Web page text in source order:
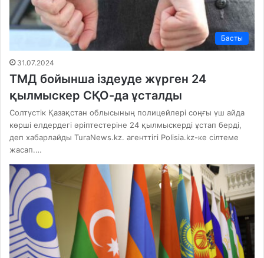
Басты
31.07.2024
ТМД бойынша іздеуде жүрген 24
қылмыскер СҚО-да ұсталды
Солтүстік Қазақстан облысының полицейлері соңғы үш айда
көрші елдердегі әріптестеріне 24 қылмыскерді ұстап берді,
деп хабарлайды TuraNews.kz. агенттігі Polisia.kz-ке сілтеме
жасап.…